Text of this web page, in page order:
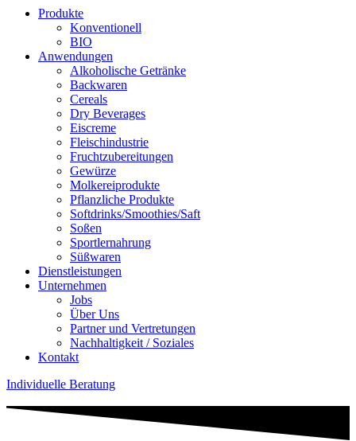
Produkte
Konventionell
BIO
Anwendungen
Alkoholische Getränke
Backwaren
Cereals
Dry Beverages
Eiscreme
Fleischindustrie
Fruchtzubereitungen
Gewürze
Molkereiprodukte
Pflanzliche Produkte
Softdrinks/Smoothies/Saft
Soßen
Sportlernahrung
Süßwaren
Dienstleistungen
Unternehmen
Jobs
Über Uns
Partner und Vertretungen
Nachhaltigkeit / Soziales
Kontakt
Individuelle Beratung